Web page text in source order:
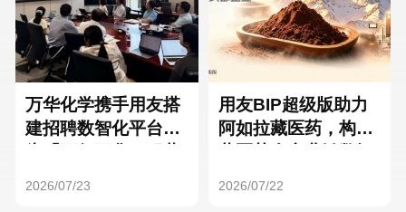
万华化学携手用友搭
建招聘数智化平台，
2026/07/23
用友BIP超级版助力
阿如拉藏医药，构建
2026/07/22